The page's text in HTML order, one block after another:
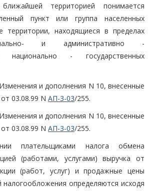
территорией понимается
пункт или группа населенных
территории, находящиеся в пределах
и административно -
национально - государственных
и дополнения N 10, внесенные
03.08.99 N АП-3-03/255.
и дополнения N 10, внесенные
03.08.99 N АП-3-03/255.
плательщиками налога обмена
(работами, услугами) выручка от
(работ, услуг) и продажные цены
налогообложения определяются исходя